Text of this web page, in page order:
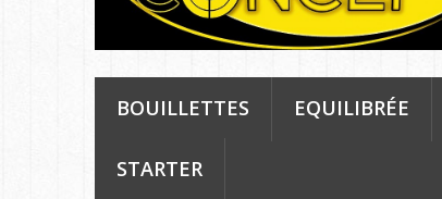
BOUILLETTES EQUILIBRÉE
STARTER